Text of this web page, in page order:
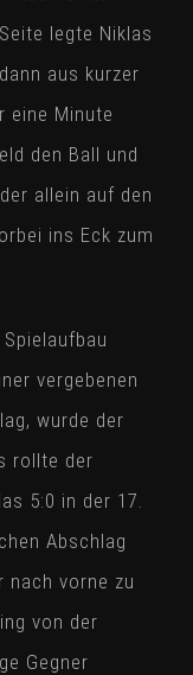
legte Niklas
aus kurzer
eine Minute
den Ball und
allein auf den
ins Eck zum
vergebenen
wurde der
rollte der
5:0 in der 17.
Abschlag
nach vorne zu
von der
Gegner